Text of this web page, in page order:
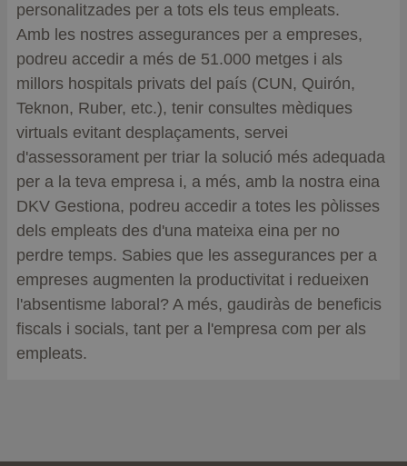
personalitzades per a tots els teus empleats.
Amb les nostres assegurances per a empreses,
podreu accedir a més de 51.000 metges i als
millors hospitals privats del país (CUN, Quirón,
Teknon, Ruber, etc.), tenir consultes mèdiques
virtuals evitant desplaçaments, servei
d'assessorament per triar la solució més adequada
per a la teva empresa i, a més, amb la nostra eina
DKV Gestiona, podreu accedir a totes les pòlisses
dels empleats des d'una mateixa eina per no
perdre temps. Sabies que les assegurances per a
empreses augmenten la productivitat i redueixen
l'absentisme laboral? A més, gaudiràs de beneficis
fiscals i socials, tant per a l'empresa com per als
empleats.